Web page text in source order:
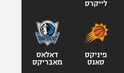
אומנויות לחימה
לייקרס
פיניקס
סאנס
דאלאס
מאבריקס